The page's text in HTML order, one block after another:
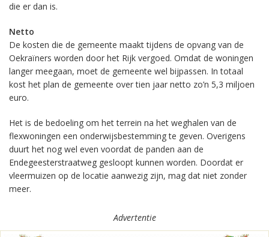
die er dan is.
Netto
De kosten die de gemeente maakt tijdens de opvang van de
Oekraïners worden door het Rijk vergoed. Omdat de woningen
langer meegaan, moet de gemeente wel bijpassen. In totaal
kost het plan de gemeente over tien jaar netto zo’n 5,3 miljoen
euro.
Het is de bedoeling om het terrein na het weghalen van de
flexwoningen een onderwijsbestemming te geven. Overigens
duurt het nog wel even voordat de panden aan de
Endegeesterstraatweg gesloopt kunnen worden. Doordat er
vleermuizen op de locatie aanwezig zijn, mag dat niet zonder
meer.
Advertentie